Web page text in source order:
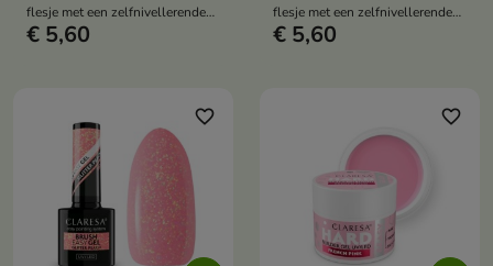
flesje met een zelfnivellerende
formule die de natuurlijke
zonder barsten of afbrokkelen.
€ 5,60
flesje met een zelfnivellerende
formule die de natuurlijke
zonder barsten of afbrokkelen.
€ 5,60
favorite_border favorite_border